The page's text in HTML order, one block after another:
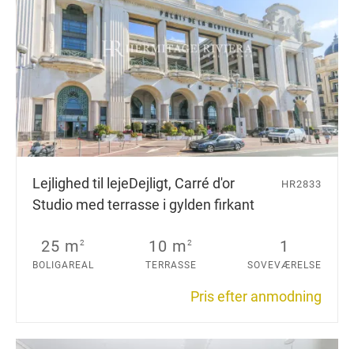
Lejlighed til lejeDejligt, Carré d'or
Studio med terrasse i gylden firkant
HR2833
25 m2
BOLIGAREAL
10 m2
TERRASSE
1
SOVEVÆRELSE
Pris efter anmodning